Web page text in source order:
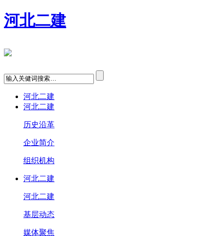
河北二建
河北二建
河北二建
历史沿革
企业简介
组织机构
河北二建
河北二建
基层动态
媒体聚焦